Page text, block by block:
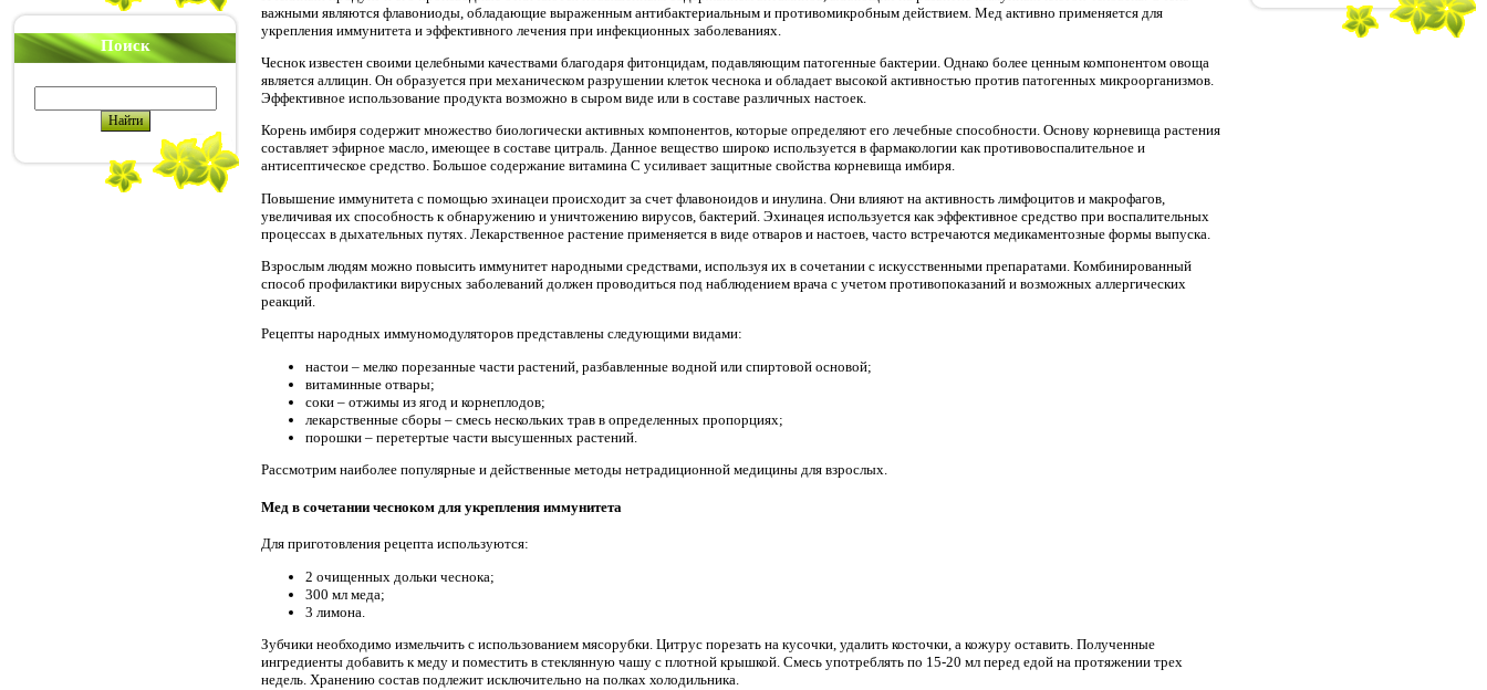
Поиск
важными являются флавониоды, обладающие выраженным антибактериальным и противомикробным действием. Мед активно применяется для
укрепления иммунитета и эффективного лечения при инфекционных заболеваниях.
Чеснок известен своими целебными качествами благодаря фитонцидам, подавляющим патогенные бактерии. Однако более ценным компонентом овоща
является аллицин. Он образуется при механическом разрушении клеток чеснока и обладает высокой активностью против патогенных микроорганизмов.
Эффективное использование продукта возможно в сыром виде или в составе различных настоек.
Корень имбиря содержит множество биологически активных компонентов, которые определяют его лечебные способности. Основу корневища растения
составляет эфирное масло, имеющее в составе цитраль. Данное вещество широко используется в фармакологии как противовоспалительное и
антисептическое средство. Большое содержание витамина С усиливает защитные свойства корневища имбиря.
Повышение иммунитета с помощью эхинацеи происходит за счет флавоноидов и инулина. Они влияют на активность лимфоцитов и макрофагов,
увеличивая их способность к обнаружению и уничтожению вирусов, бактерий. Эхинацея используется как эффективное средство при воспалительных
процессах в дыхательных путях. Лекарственное растение применяется в виде отваров и настоев, часто встречаются медикаментозные формы выпуска.
Взрослым людям можно повысить иммунитет народными средствами, используя их в сочетании с искусственными препаратами. Комбинированный
способ профилактики вирусных заболеваний должен проводиться под наблюдением врача с учетом противопоказаний и возможных аллергических
реакций.
Рецепты народных иммуномодуляторов представлены следующими видами:
настои – мелко порезанные части растений, разбавленные водной или спиртовой основой;
витаминные отвары;
соки – отжимы из ягод и корнеплодов;
лекарственные сборы – смесь нескольких трав в определенных пропорциях;
порошки – перетертые части высушенных растений.
Рассмотрим наиболее популярные и действенные методы нетрадиционной медицины для взрослых.
Мед в сочетании чесноком для укрепления иммунитета
Для приготовления рецепта используются:
2 очищенных дольки чеснока;
300 мл меда;
3 лимона.
Зубчики необходимо измельчить с использованием мясорубки. Цитрус порезать на кусочки, удалить косточки, а кожуру оставить. Полученные
ингредиенты добавить к меду и поместить в стеклянную чашу с плотной крышкой. Смесь употреблять по 15-20 мл перед едой на протяжении трех
недель. Хранению состав подлежит исключительно на полках холодильника.